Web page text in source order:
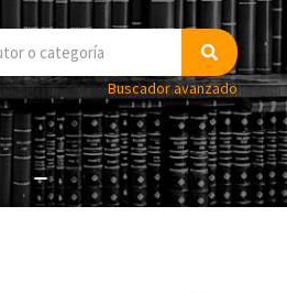
Buscador avanzado